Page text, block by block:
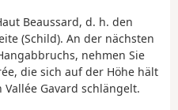
Beaussard, d. h. den
(Schild). An der nächsten
nehmen Sie
die sich auf der Höhe hält
Gavard schlängelt.